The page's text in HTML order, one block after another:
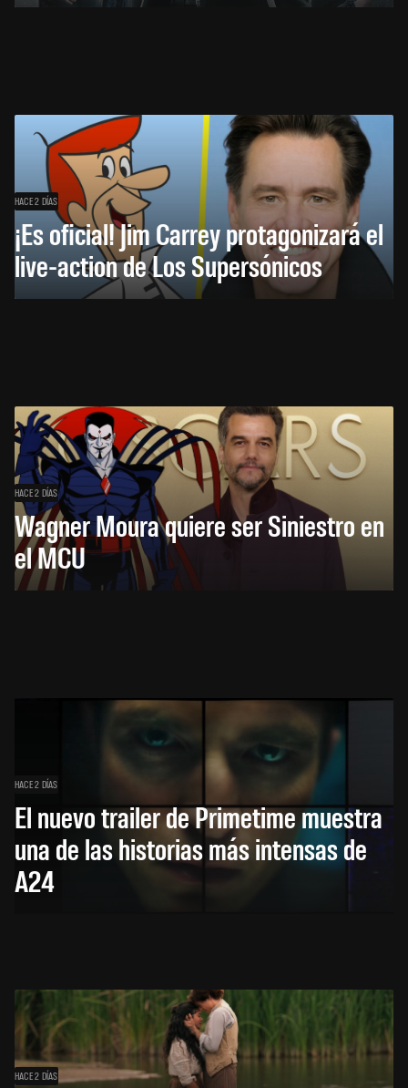
HACE 2 DÍAS
¡Es oficial! Jim Carrey protagonizará el
live-action de Los Supersónicos
HACE 2 DÍAS
Wagner Moura quiere ser Siniestro en
el MCU
HACE 2 DÍAS
El nuevo trailer de Primetime muestra
una de las historias más intensas de
A24
HACE 2 DÍAS